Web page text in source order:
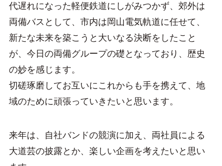
代遅れになった軽便鉄道にしがみつかず、郊外は
両備バスとして、市内は岡山電気軌道に任せて、
新たな未来を築こうと大いなる決断をしたこと
が、今日の両備グループの礎となっており、歴史
の妙を感じます。
切磋琢磨してお互いにこれからも手を携えて、地
域のために頑張っていきたいと思います。
来年は、自社バンドの競演に加え、両社員による
大道芸の披露とか、楽しい企画を考えたいと思い